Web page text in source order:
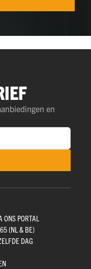
en
ONS PORTAL
(NL & BE)
DAG